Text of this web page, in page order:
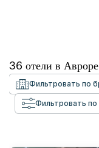
36 отели в Авроре
Фильтровать по
Фильтровать